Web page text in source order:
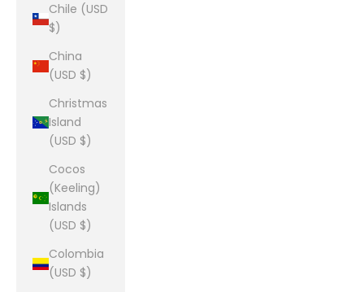
Chile (USD
$)
China
(USD $)
Christmas
Island
(USD $)
Cocos
(Keeling)
Islands
(USD $)
Colombia
(USD $)